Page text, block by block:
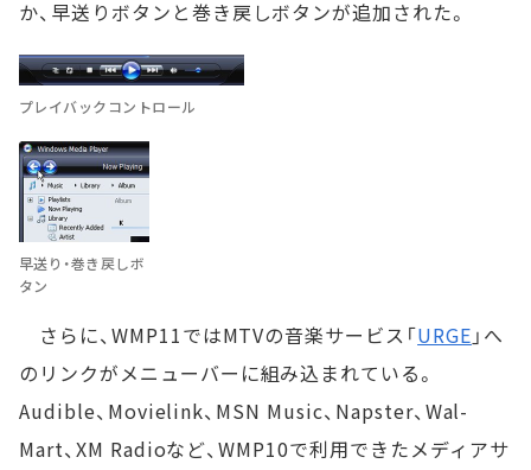
か、早送りボタンと巻き戻しボタンが追加された。
プレイバックコントロール
早送り・巻き戻しボ
タン
さらに、WMP11ではMTVの音楽サービス「URGE 」へ
のリンクがメニューバーに組み込まれている。
Audible、Movielink、MSN Music、Napster、Wal-
Mart、XM Radioなど、WMP10で利用できたメディアサ